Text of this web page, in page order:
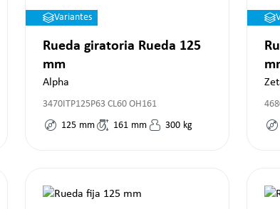
Variantes
Rueda giratoria Rueda 125
mm
Alpha
3470ITP125P63 CL60 OH161
125 mm 161 mm 300 kg